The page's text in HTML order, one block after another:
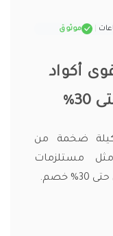
موثوق
ناو ناو 2026 أقوى أكواد
ضخمة من
مثل مستلزمات
خصم.